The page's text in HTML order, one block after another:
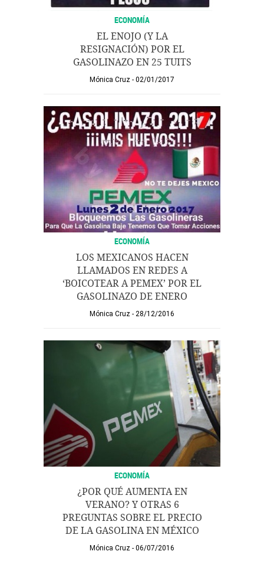
ECONOMÍA
EL ENOJO (Y LA
RESIGNACIÓN) POR EL
GASOLINAZO EN 25 TUITS
Mónica Cruz 02/01/2017
ECONOMÍA
LOS MEXICANOS HACEN
LLAMADOS EN REDES A
‘BOICOTEAR A PEMEX’ POR EL
GASOLINAZO DE ENERO
Mónica Cruz 28/12/2016
ECONOMÍA
¿POR QUÉ AUMENTA EN
VERANO? Y OTRAS 6
PREGUNTAS SOBRE EL PRECIO
DE LA GASOLINA EN MÉXICO
Mónica Cruz 06/07/2016